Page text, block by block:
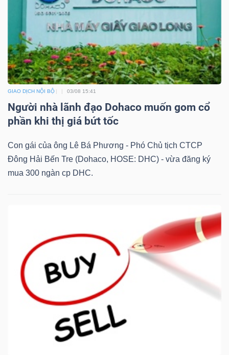
GIAO DỊCH NỘI BỘ 03/08 15:41
Người nhà lãnh đạo Dohaco muốn gom cổ
phần khi thị giá bứt tốc
Con gái của ông Lê Bá Phương - Phó Chủ tịch CTCP
Đông Hải Bến Tre (Dohaco, HOSE: DHC) - vừa đăng ký
mua 300 ngàn cp DHC.